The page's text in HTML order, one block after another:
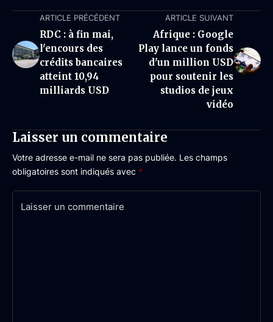
ARTICLE PRÉCÉDENT
RDC : à fin mai,
l'encours des
crédits bancaires
atteint 10,94
milliards USD
ARTICLE SUIVANT
Afrique : Google
Play lance un fonds
d'un million USD
pour soutenir les
studios de jeux
vidéo
Laisser un commentaire
Votre adresse e-mail ne sera pas publiée. Les champs
obligatoires sont indiqués avec *